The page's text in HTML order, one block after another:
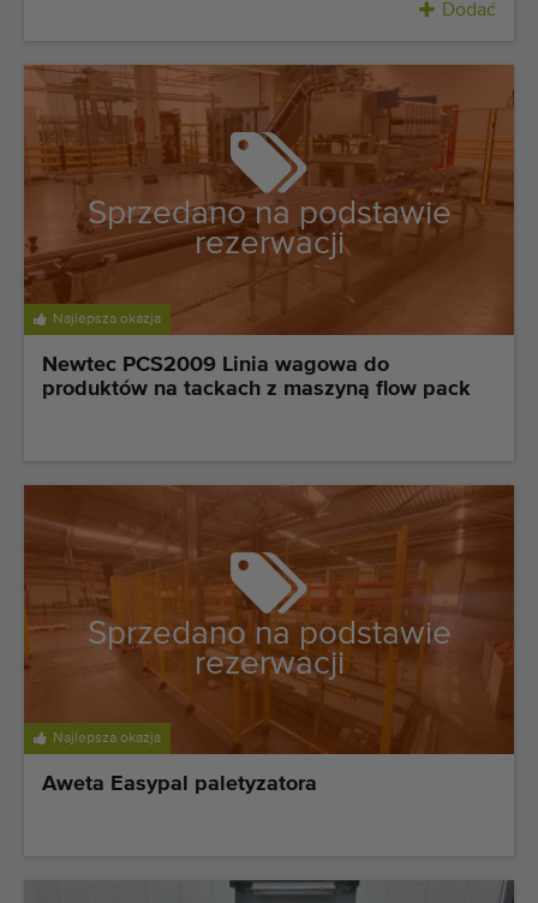
Dodać
Najlepsza okazja
Sprzedano na podstawie
rezerwacji
Newtec PCS2009 Linia wagowa do
produktów na tackach z maszyną flow pack
Najlepsza okazja
Sprzedano na podstawie
rezerwacji
Aweta Easypal paletyzatora